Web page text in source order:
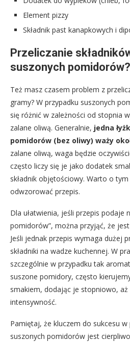
Element pizzy
Składnik past kanapkowych i
Przeliczanie
suszonych pomidorów?
Też masz czasem problem z
gramy? W przypadku suszonych
się różnić w zależności od stopnia
zalane oliwą. Generalnie, jedna
pomidorów (bez oliwy) waży
zalane oliwą, waga będzie
często liczy się je jako dodatek
składnik objętościowy. Warto o
odwzorować przepis.
Dla ułatwienia, jeśli przepis podaje
pomidorów”, można przyjąć, że
Jeśli jednak przepis wymaga dużej
składniki na wadze kuchennej. W
szczególnie w przypadku tak
suszone pomidory, często
smakiem, dodając je stopniowo, aż
intensywność.
Pamiętaj, że kluczem do sukcesu
suszonych pomidorów jest